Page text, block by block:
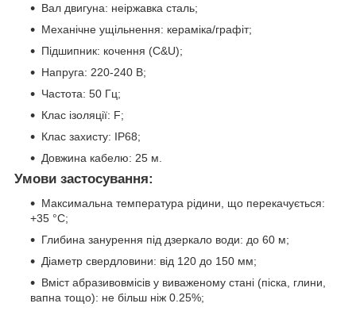
Вал двигуна: неіржавка сталь;
Механічне ущільнення: кераміка/графіт;
Підшипник: кочення (C&U);
Напруга: 220-240 В;
Частота: 50 Гц;
Клас ізоляції: F;
Клас захисту: IP68;
Довжина кабелю: 25 м.
Умови застосування:
Максимальна температура рідини, що перекачується:
+35 °C;
Глибина занурення під дзеркало води: до 60 м;
Діаметр свердловини: від 120 до 150 мм;
Вміст абразивовмісів у виваженому стані (піска, глини,
вапна тощо): не більш ніж 0.25%;